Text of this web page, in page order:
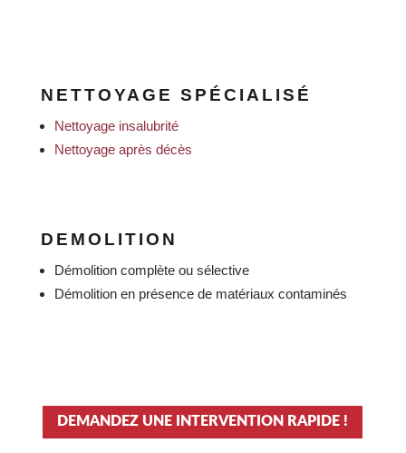
NETTOYAGE SPÉCIALISÉ
Nettoyage insalubrité
Nettoyage après décès
DEMOLITION
Démolition complète ou sélective
Démolition en présence de matériaux contaminés
DEMANDEZ UNE INTERVENTION RAPIDE !